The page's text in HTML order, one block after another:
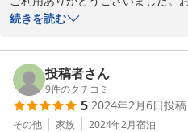
子どもも、今度はいとこたち合計
うれしいです。ホテル滞在とは違
2024-02-20
続きを読む
投稿者さん
9件のクチコミ
5 2024年2月6日投稿
その他 家族 2024年2月宿泊